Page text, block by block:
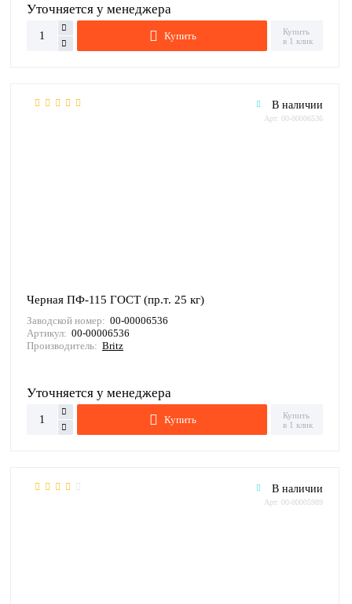
Уточняется у менеджера
Купить
Купить
в 1 клик
В наличии
Арт: 00-00006536
Черная ПФ-115 ГОСТ (пр.т. 25 кг)
Заводской номер: 00-00006536
Артикул: 00-00006536
Производитель: Britz
Уточняется у менеджера
Купить
Купить
в 1 клик
В наличии
Арт: 00-00005989